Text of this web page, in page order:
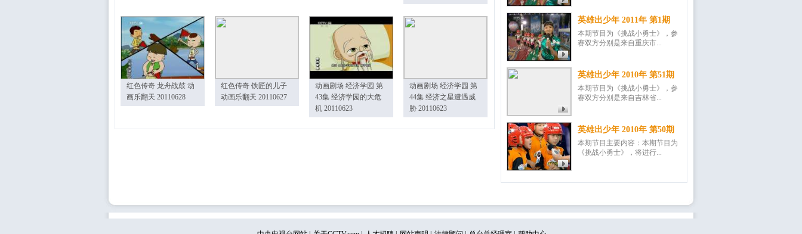
英雄出少年 2011年 第1期
本期节目为《挑战小勇士》，参
赛双方分别是来自重庆市...
英雄出少年 2010年 第51期
本期节目为《挑战小勇士》，参
赛双方分别是来自吉林省...
英雄出少年 2010年 第50期
本期节目主要内容：本期节目为
《挑战小勇士》，将进行...
红色传奇 龙舟战鼓 动
画乐翻天 20110628
红色传奇 铁匠的儿子
动画乐翻天 20110627
动画剧场 经济学园 第
43集 经济学园的大危
机 20110623
动画剧场 经济学园 第
44集 经济之星遭遇威
胁 20110623